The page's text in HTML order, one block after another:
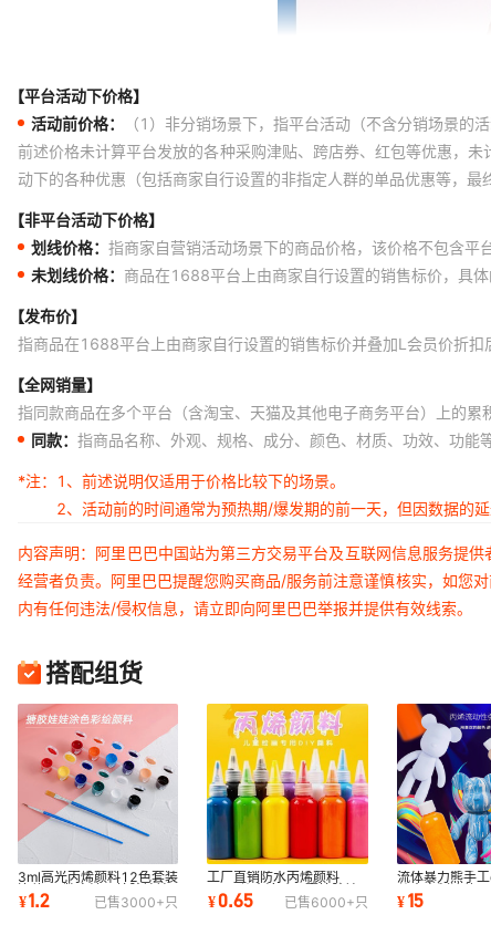
【平台活动下价格】
活动前价格：
（1）非分销场景下，指平台活动（不含分销场景
前述价格未计算平台发放的各种采购津贴、跨店券、红包等优惠，
动下的各种优惠（包括商家自行设置的非指定人群的单品优惠等，
【非平台活动下价格】
划线价格： 指商家自营销活动场景下的商品价格，该价格不包含平
未划线价格： 商品在1688平台上由商家自行设置的销售标价，具
【发布价】
指商品在1688平台上由商家自行设置的销售标价并叠加L会员价折扣
【全网销量】
指同款商品在多个平台（含淘宝、天猫及其他电子商务平台）上的累
同款： 指商品名称、外观、规格、成分、颜色、材质、功效、功能
*注：
1、前述说明仅适用于价格比较下的场景。
2、活动前的时间通常为预热期/爆发期的前一天，但因数据的
内容声明：阿里巴巴中国站为第三方交易平台及互联网信息服务提
经营者负责。阿里巴巴提醒您购买商品/服务前注意谨慎核实，如您
内有任何违法/侵权信息，请立即向阿里巴巴举报并提供有效线索。
搭配组货
3ml高光丙烯颜料12色套装
连体diy数字油画搪胶娃娃
专用颜料条批发
¥1.2 已售3000+只
工厂直销防水丙烯颜料
60ml儿童涂鸦石膏搪胶娃
娃彩绘涂色颜料批发
¥0.65 已售6000+只
流体暴力熊手
儿童自制流体
创意客厅摆件
¥15